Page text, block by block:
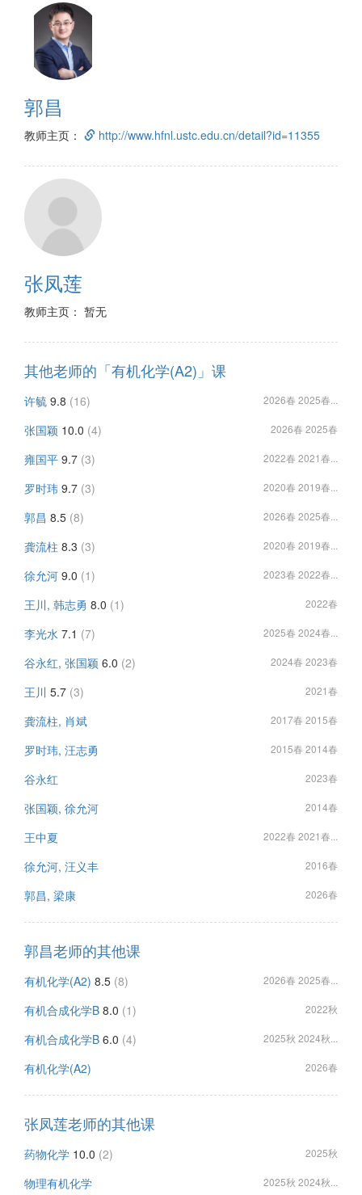
郭昌
教师主页： http://www.hfnl.ustc.edu.cn/detail?id=11355
张凤莲
教师主页： 暂无
其他老师的「有机化学(A2)」课
许毓 9.8 (16) 2026春 2025春...
张国颖 10.0 (4) 2026春 2025春
雍国平 9.7 (3) 2022春 2021春...
罗时玮 9.7 (3) 2020春 2019春...
郭昌 8.5 (8) 2026春 2025春...
龚流柱 8.3 (3) 2020春 2019春...
徐允河 9.0 (1) 2023春 2022春...
王川, 韩志勇 8.0 (1) 2022春
李光水 7.1 (7) 2025春 2024春...
谷永红, 张国颖 6.0 (2) 2024春 2023春
王川 5.7 (3) 2021春
龚流柱, 肖斌 2017春 2015春
罗时玮, 汪志勇 2015春 2014春
谷永红 2023春
张国颖, 徐允河 2014春
王中夏 2022春 2021春...
徐允河, 汪义丰 2016春
郭昌, 梁康 2026春
郭昌老师的其他课
有机化学(A2) 8.5 (8) 2026春 2025春...
有机合成化学B 8.0 (1) 2022秋
有机合成化学B 6.0 (4) 2025秋 2024秋...
有机化学(A2) 2026春
张凤莲老师的其他课
药物化学 10.0 (2) 2025秋
物理有机化学 2025秋 2024秋...